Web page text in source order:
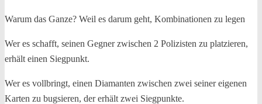
Warum das Ganze? Weil es darum geht, Kombinationen zu legen
Wer es schafft, seinen Gegner zwischen 2 Polizisten zu platzieren,
erhält einen Siegpunkt.
Wer es vollbringt, einen Diamanten zwischen zwei seiner eigenen
Karten zu bugsieren, der erhält zwei Siegpunkte.